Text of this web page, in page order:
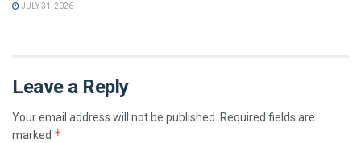
JULY 31, 2026
Leave a Reply
Your email address will not be published.
Required fields are
marked *